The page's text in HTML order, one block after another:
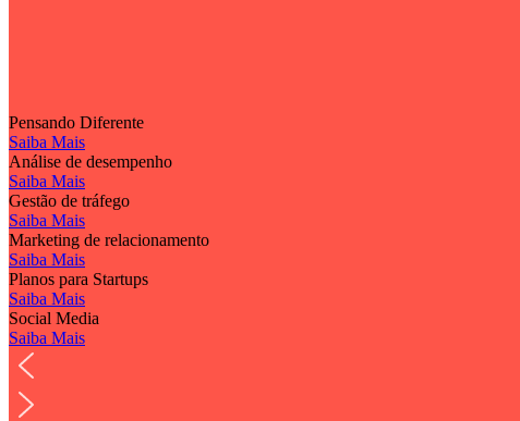
Pensando Diferente
Saiba Mais
Análise de desempenho
Saiba Mais
Gestão de tráfego
Saiba Mais
Marketing de relacionamento
Saiba Mais
Planos para Startups
Saiba Mais
Social Media
Saiba Mais